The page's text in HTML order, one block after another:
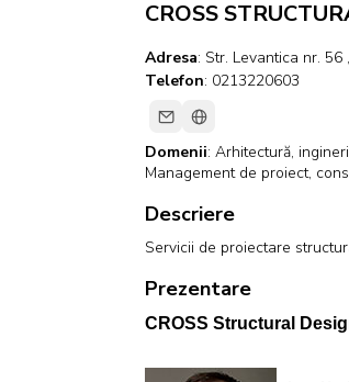
CROSS
Adresa: Str. Levantica nr.
Telefon: 0213220603
Domenii: Arhitectură,
Management de proiect,
Descriere
Servicii de proiectare
Prezentare
CROSS Structural